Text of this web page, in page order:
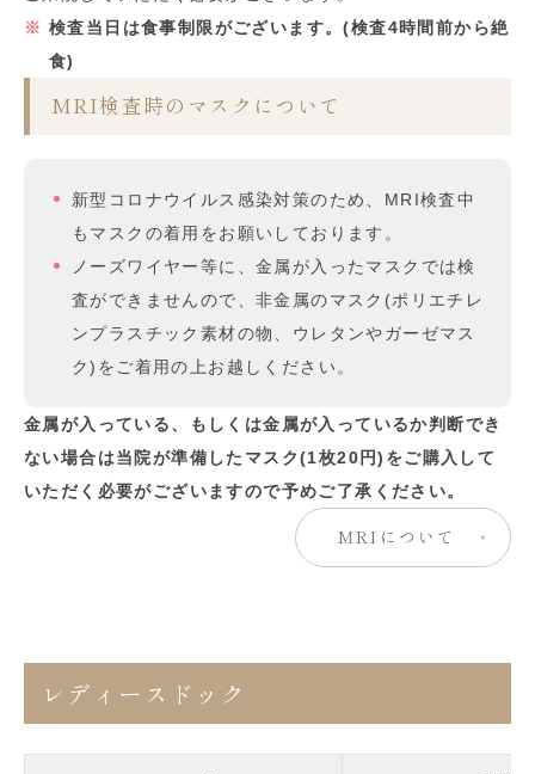
検査当日は食事制限がございます。(検査4時間前から絶
食)
MRI検査時のマスクについて
新型コロナウイルス感染対策のため、MRI検査中
もマスクの着用をお願いしております。
ノーズワイヤー等に、金属が入ったマスクでは検
査ができませんので、非金属のマスク(ポリエチレ
ンプラスチック素材の物、ウレタンやガーゼマス
ク)をご着用の上お越しください。
金属が入っている、もしくは金属が入っているか判断でき
ない場合は当院が準備したマスク(1枚20円)をご購入して
いただく必要がございますので予めご了承ください。
MRIについて
レディースドック